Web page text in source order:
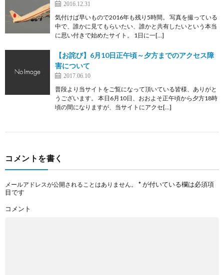
2016.12.31
気付けば早いもので2016年も残り5時間。 写真を撮っている
中で、誰かに見てもらいたい、誰かと共有したいという本当
に思い付きで始めたサイト。 1日に一[…]
【お詫び】6月10日正午頃～夕方までのアクセス障
害について
2017.06.10
普段より当サイトをご覧になって頂いている皆様、ありがと
うございます。 本日6月10日、おおよそ正午頃から夕方18時
頃の間になりますが、当サイトにアクセ[…]
コメントを書く
メールアドレスが公開されることはありません。 *が付いている欄は必須項
目です
コメント